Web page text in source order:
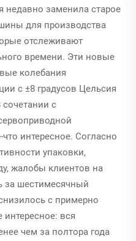
недавно заменила старое
для производства
отслеживают
времени. Эти новые
колебания
с ±8 градусов Цельсия
сочетании с
интересное. Согласно
упаковки,
жалобы клиентов на
за шестимесячный
с примерно
интересное: вся
чем за полтора года